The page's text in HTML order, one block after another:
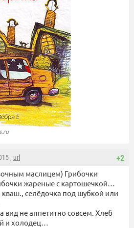
+2
, url
маслицем) Грибочки
жареные с картошечкой…
кваш., селёдочка под шубкой или
не аппетитно совсем. Хлеб
и холодец…